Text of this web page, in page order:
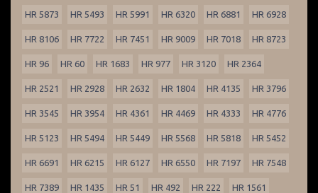
HR 5873 HR 5493 HR 5991 HR 6320 HR 6881 HR 6928
HR 8106 HR 7722 HR 7451 HR 9009 HR 7018 HR 8723
HR 96 HR 60 HR 1683 HR 977 HR 3120 HR 2364
HR 2521 HR 2928 HR 2632 HR 1804 HR 4135 HR 3796
HR 3545 HR 3954 HR 4361 HR 4469 HR 4333 HR 4776
HR 5123 HR 5494 HR 5449 HR 5568 HR 5818 HR 5452
HR 6691 HR 6215 HR 6127 HR 6550 HR 7197 HR 7548
HR 7389 HR 1435 HR 51 HR 492 HR 222 HR 1561